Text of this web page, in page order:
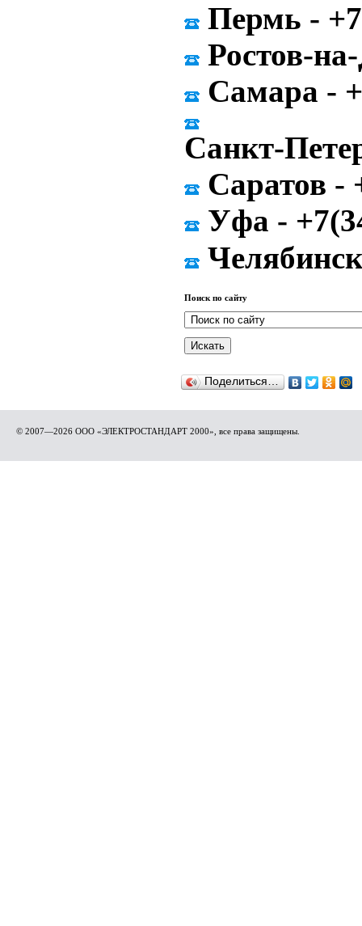
Пермь -
Ростов-
Самара -
Санкт-
Саратов -
Уфа -
Поиск по сайту
Поделиться…
© 2007—2026 ООО «ЭЛЕКТРОСТАНДАРТ 2000», все права защищены.